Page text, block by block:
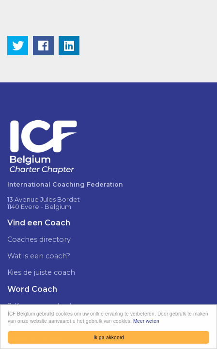
Ik ga akkoord
ICF Belgium gebruikt cookies om uw online ervaring te verbeteren. Door gebruik te maken
van onze website aanvaardt u het gebruik van cookies. Meer weten
International Coaching Federation
13 Avenue Jules Bordet
1140 Evere - Belgium
Vind een Coach
Coaches directory
Wat is een coach?
Kies de juiste coach
Word Coach
8 Kerncompetenties
Waarom ICF Belgium?